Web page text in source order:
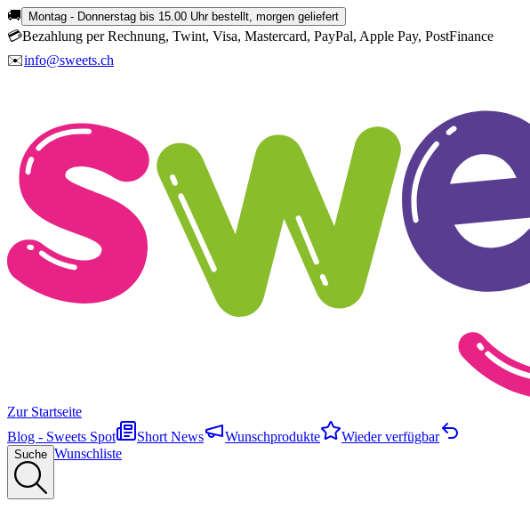
🚚 Montag - Donnerstag bis 15.00 Uhr bestellt, morgen geliefert
💳Bezahlung per Rechnung, Twint, Visa, Mastercard, PayPal, Apple Pay, PostFinance
✉️info@sweets.ch
Zur Startseite
Blog - Sweets Spot
Short News Wunschprodukte Wieder verfügbar
Suche Wunschliste